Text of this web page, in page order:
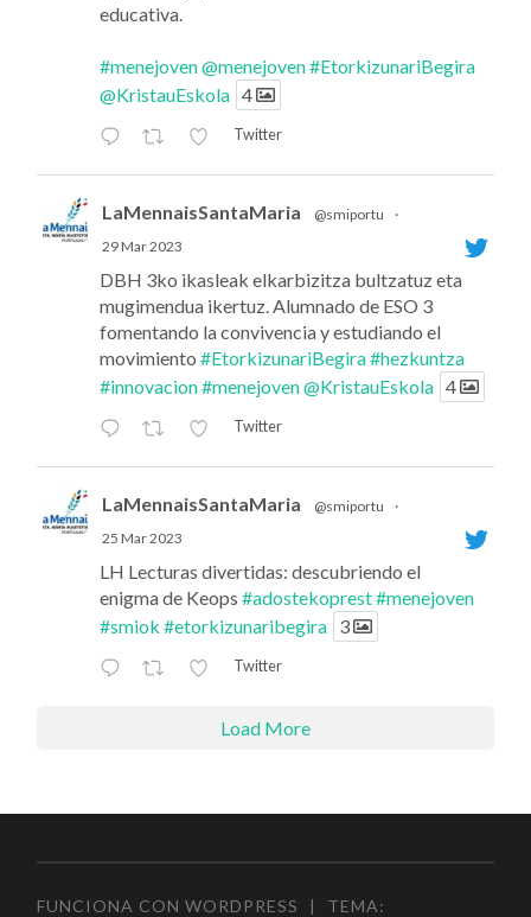
educativa.
#menejoven@menejoven#EtorkizunariBegira
@KristauEskola 4
Twitter
LaMennaisSantaMaria @smiportu
·
29 Mar 2023
DBH 3ko ikasleak elkarbizitza bultzatuz eta
mugimendua ikertuz. Alumnado de ESO 3
fomentando la convivencia y estudiando el
movimiento#EtorkizunariBegira#hezkuntza
#innovacion#menejoven@KristauEskola 4
Twitter
LaMennaisSantaMaria @smiportu
·
25 Mar 2023
LH Lecturas divertidas: descubriendo el
enigma de Keops#adostekoprest#menejoven
#smiok #etorkizunaribegira 3
Twitter
Load More
FUNCIONA CON WORDPRESS | TEMA: